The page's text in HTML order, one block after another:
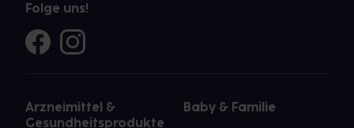
Folge uns!
Arzneimittel &
Gesundheitsprodukte
Baby & Familie